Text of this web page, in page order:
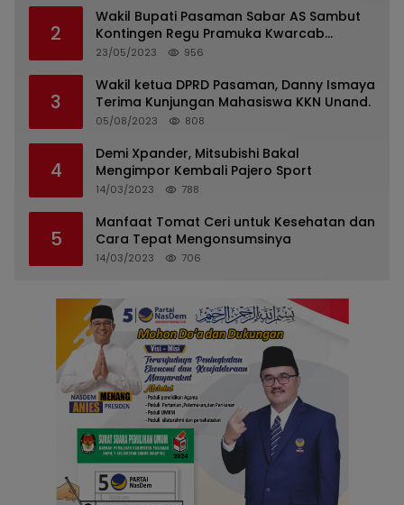
2
Wakil Bupati Pasaman Sabar AS Sambut
Kontingen Regu Pramuka Kwarcab
Pasaman
23/05/2023 956
3
Wakil ketua DPRD Pasaman, Danny Ismaya
Terima Kunjungan Mahasiswa KKN Unand.
05/08/2023 808
4
Demi Xpander, Mitsubishi Bakal
Mengimpor Kembali Pajero Sport
14/03/2023 788
5
Manfaat Tomat Ceri untuk Kesehatan dan
Cara Tepat Mengonsumsinya
14/03/2023 706